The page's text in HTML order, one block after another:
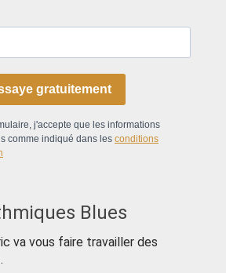
gratuitement
j'accepte que les informations
comme indiqué dans les conditions
Blues
va vous faire travailler des